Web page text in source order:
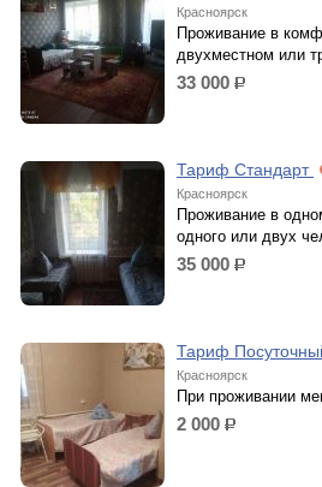
Красноярск
Проживание в
двухместном или
33 000 р.
Тариф Стандарт
Красноярск
Проживание в
одного или двух
35 000 р.
Тариф
Красноярск
При проживании
2 000 р.